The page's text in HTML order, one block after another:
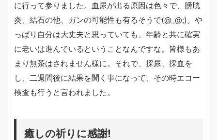
に行って参りました。血尿が出る原因は色々で、膀胱
炎、結石の他、ガンの可能性も有るそうで(@_@;)。や
っぱり自分は大丈夫と思っていても、年齢と共に確実
に老いは進んでいるということなんですな。皆様もあ
まり無茶はされません様に。それで、採尿、採血を
し、二週間後に結果を聞く事になって、その時エコー
検査も行うと言われました。
癒しの祈りに感謝!